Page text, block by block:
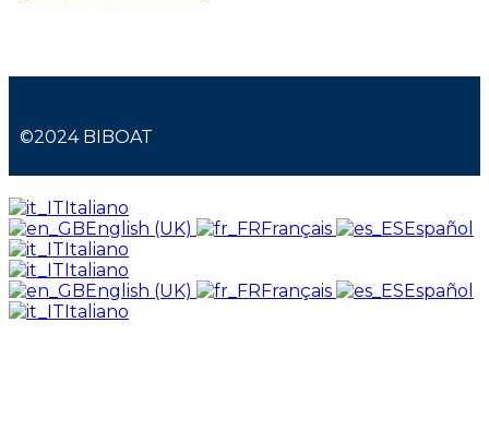
©2024 BIBOAT
Italiano
English (UK)
Français
Español
Italiano
Italiano
English (UK)
Français
Español
Italiano